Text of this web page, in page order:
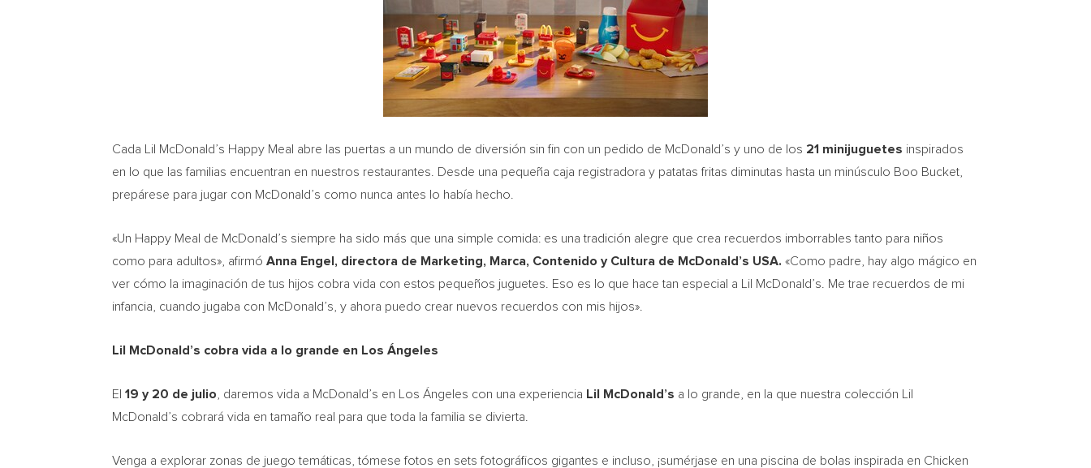
Cada Lil McDonald’s Happy Meal abre las puertas a un mundo de diversión sin fin con un pedido de McDonald’s y uno de los 21 minijuguetes inspirados
en lo que las familias encuentran en nuestros restaurantes. Desde una pequeña caja registradora y patatas fritas diminutas hasta un minúsculo Boo Bucket,
prepárese para jugar con McDonald’s como nunca antes lo había hecho.
«Un Happy Meal de McDonald’s siempre ha sido más que una simple comida: es una tradición alegre que crea recuerdos imborrables tanto para niños
como para adultos», afirmó Anna Engel , directora de Marketing, Marca, Contenido y Cultura de McDonald’s USA. «Como padre, hay algo mágico en
ver cómo la imaginación de tus hijos cobra vida con estos pequeños juguetes. Eso es lo que hace tan especial a
Lil McDonald’s . Me trae recuerdos de mi
infancia, cuando jugaba con McDonald’s, y ahora puedo crear nuevos recuerdos con mis hijos».
Lil McDonald’s cobra vida a lo grande en Los Ángeles
El 19 y 20 de julio , daremos vida a McDonald’s en Los Ángeles con una experiencia Lil McDonald’s a lo grande, en la que nuestra colección
Lil
McDonald’s cobrará vida en tamaño real para que toda la familia se divierta.
Venga a explorar zonas de juego temáticas, tómese fotos en sets fotográficos gigantes e incluso, ¡sumérjase en una piscina de bolas inspirada en Chicken